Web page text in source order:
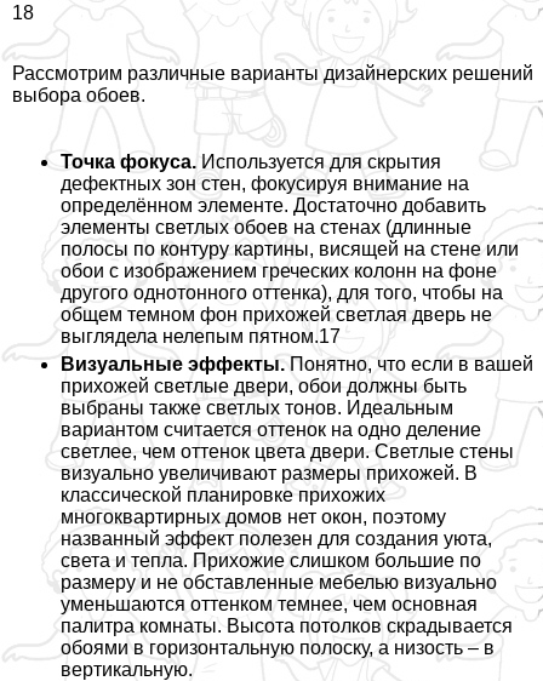
18
Рассмотрим различные варианты дизайнерских решений
выбора обоев.
Точка фокуса. Используется для скрытия
дефектных зон стен, фокусируя внимание на
определённом элементе. Достаточно добавить
элементы светлых обоев на стенах (длинные
полосы по контуру картины, висящей на стене или
обои с изображением греческих колонн на фоне
другого однотонного оттенка), для того, чтобы на
общем темном фон прихожей светлая дверь не
выглядела нелепым пятном.17
Визуальные эффекты. Понятно, что если в вашей
прихожей светлые двери, обои должны быть
выбраны также светлых тонов. Идеальным
вариантом считается оттенок на одно деление
светлее, чем оттенок цвета двери. Светлые стены
визуально увеличивают размеры прихожей. В
классической планировке прихожих
многоквартирных домов нет окон, поэтому
названный эффект полезен для создания уюта,
света и тепла. Прихожие слишком большие по
размеру и не обставленные мебелью визуально
уменьшаются оттенком темнее, чем основная
палитра комнаты. Высота потолков скрадывается
обоями в горизонтальную полоску, а низость – в
вертикальную.